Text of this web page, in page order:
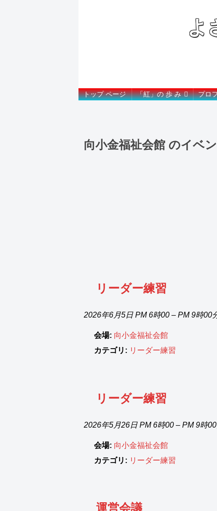
よ
トップ ページ 「紅」の 歩 み プロ
向小金福祉会館 のイベ
リーダー練習
2026年6月5日 PM 6時00 – PM 9時00
会場: 向小金福祉会館
カテゴリ: リーダー練習
リーダー練習
2026年5月26日 PM 6時00 – PM 9時
会場: 向小金福祉会館
カテゴリ: リーダー練習
運営会議